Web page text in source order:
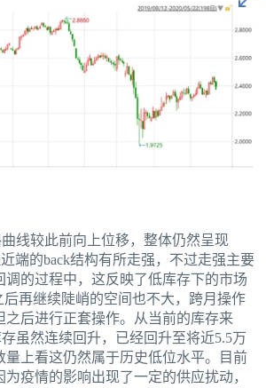
线较此前向上位移，整体仍然呈现
端的back结构有所走强，不过走强主要
调的过程中，这反映了低库存下的市场
后再继续陡峭的空间也不大，跨月操作
之后进行正套操作。从当前的库存来
虽然连续回升，已经回升至将近5.5万
量上看这仍然属于历史低位水平。目前
疫情的影响出现了一定的供应扰动，